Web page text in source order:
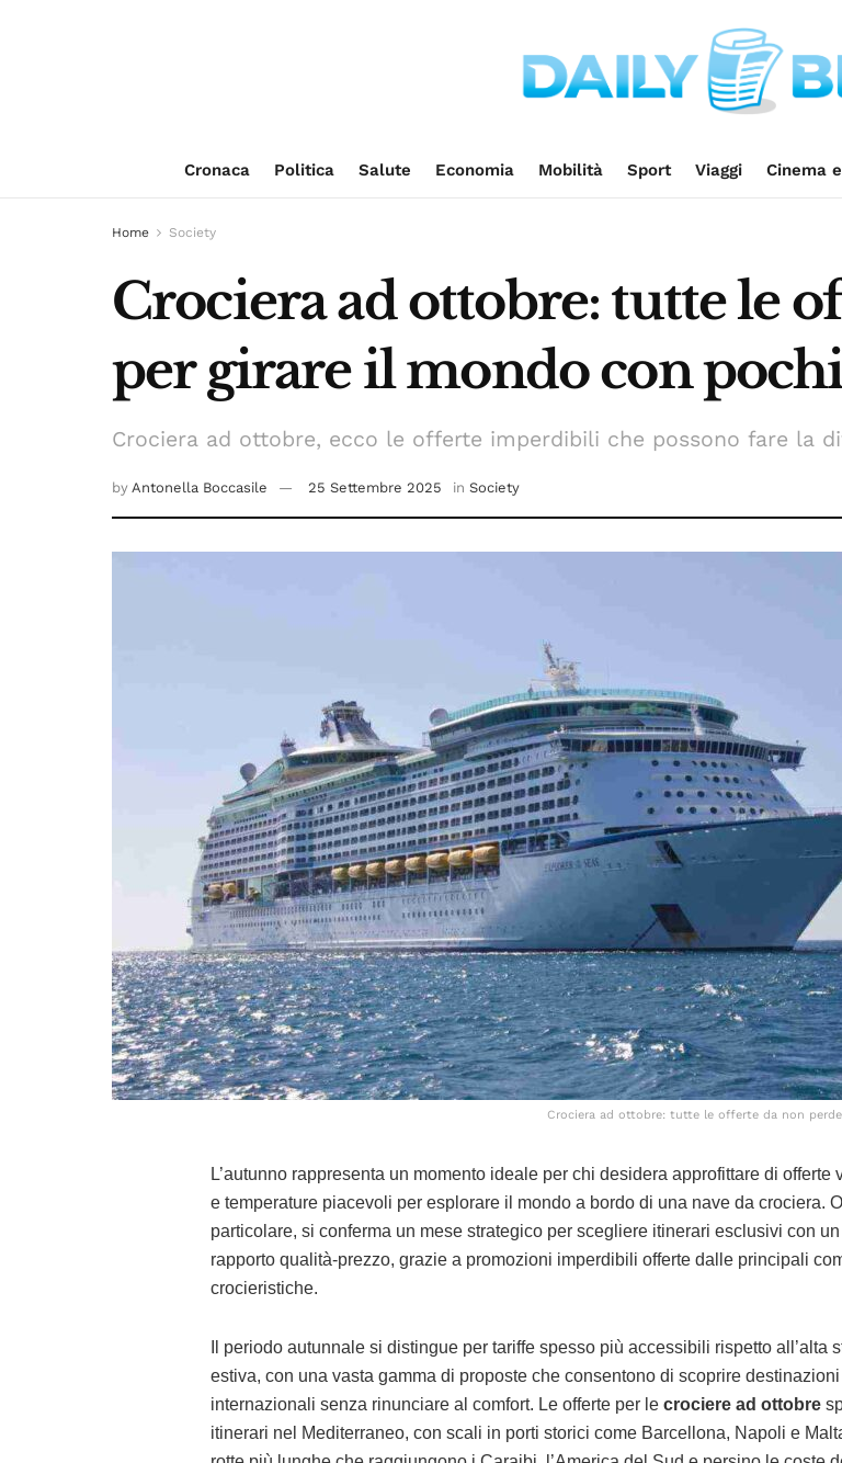
Cronaca Politica Salute Economia Mobilità Sport Viaggi Cinema
Home Society
Crociera ad ottobre: tutte le
per girare il mondo con
Crociera ad ottobre, ecco le offerte imperdibili che possono fare la
by Antonella Boccasile 25 Settembre 2025 in Society
Crociera ad ottobre: tutte le offerte da non
L’autunno rappresenta un momento ideale per chi desidera approfittare di offerte
e temperature piacevoli per esplorare il mondo a bordo di una nave da crociera.
particolare, si conferma un mese strategico per scegliere itinerari esclusivi con
rapporto qualità-prezzo, grazie a promozioni imperdibili offerte dalle principali
crocieristiche.
Il periodo autunnale si distingue per tariffe spesso più accessibili rispetto all’alta
estiva, con una vasta gamma di proposte che consentono di scoprire destinazioni
internazionali senza rinunciare al comfort. Le offerte per le crociere ad ottobre
itinerari nel Mediterraneo, con scali in porti storici come Barcellona, Napoli e